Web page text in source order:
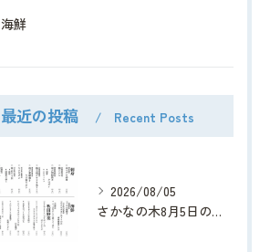
海鮮
最近の投稿 Recent Posts
2026/08/05
さかなの木8月5日のメニューです。